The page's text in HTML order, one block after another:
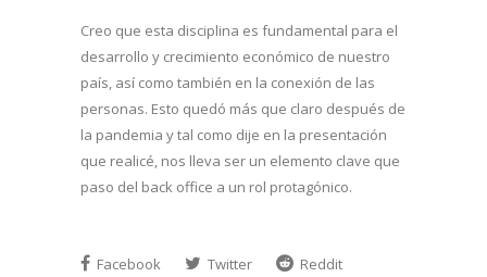
Creo que esta disciplina es fundamental para el
desarrollo y crecimiento económico de nuestro
país, así como también en la conexión de las
personas. Esto quedó más que claro después de
la pandemia y tal como dije en la presentación
que realicé, nos lleva ser un elemento clave que
paso del back office a un rol protagónico.
Facebook Twitter Reddit